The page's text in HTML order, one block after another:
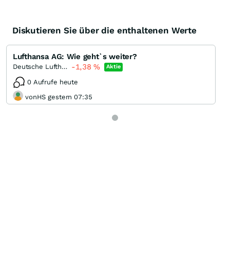
Diskutieren Sie über die enthaltenen Werte
Lufthansa AG: Wie geht`s weiter?
Deutsche Lufthansa -1,38% Aktie
0 Aufrufe heute
vonHS gestern 07:35